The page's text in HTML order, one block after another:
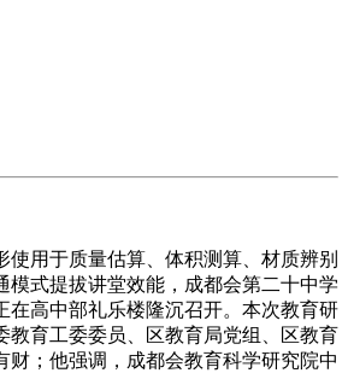
用于质量估算、体积测算、材质辨别
模式提拔讲堂效能，成都会第二十中学
在高中部礼乐楼隆沉召开。本次教育研
教育工委委员、区教育局党组、区教育
财；他强调，成都会教育科学研究院中